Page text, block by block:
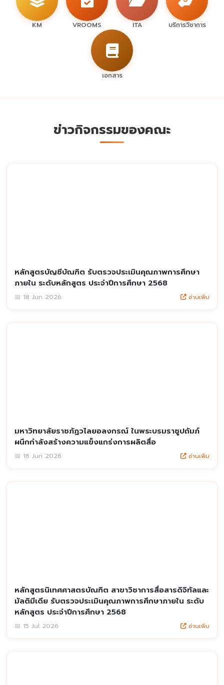
KM VROOMS ITA บริการวิชาการ
เอกสาร
ข่าวกิจกรรมของคณะ
หลักสูตรบัญชีบัณฑิต รับตรวจประเมินคุณภาพการศึกษา
ภายใน ระดับหลักสูตร ประจำปีการศึกษา 2568
📅 18 Jun 2026 อ่านเพิ่ม
มหาวิทยาลัยราชภัฏวไลยอลงกรณ์ ในพระบรมราชูปถัมภ์
ผนึกกำลังสร้างความแข็งแกร่งการผลิตสื่อ
📅 16 Jun 2026 อ่านเพิ่ม
หลักสูตรนิเทศศาสตรบัณฑิต สาขาวิชาการสื่อสารดิจิทัลและ
มัลติมีเดีย รับตรวจประเมินคุณภาพการศึกษาภายใน ระดับ
หลักสูตร ประจำปีการศึกษา 2568
📅 15 Jul 2026 อ่านเพิ่ม